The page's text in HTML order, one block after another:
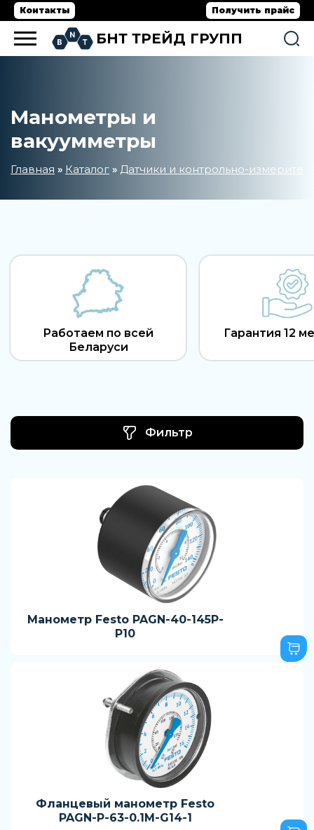
Контакты Получить прайс
БНТ ТРЕЙД ГРУПП
Манометры и
вакуумметры
Главная » Каталог » Датчики и контрольно-
Работаем по всей
Беларуси
Гарантия 12
Фильтр
Манометр Festo PAGN-40-145P-
P10
Фланцевый манометр Festo
PAGN-P-63-0.1M-G14-1